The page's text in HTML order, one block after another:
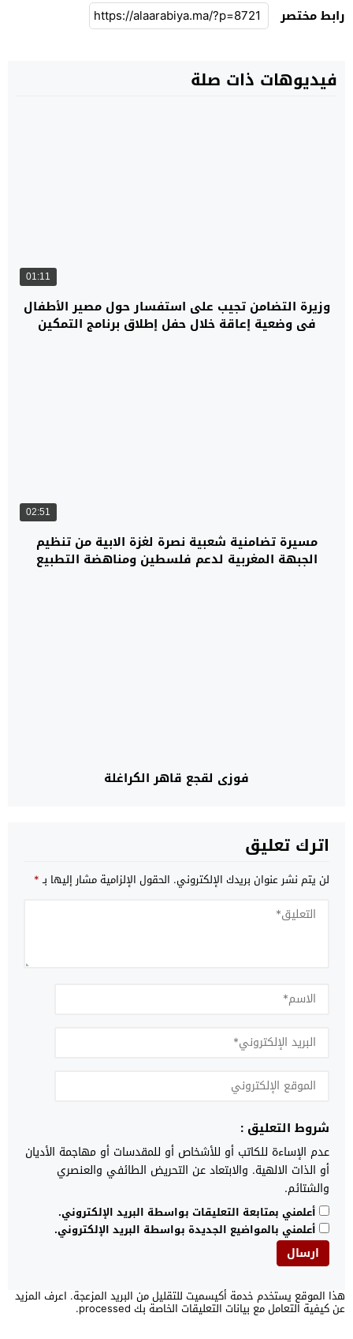
رابط مختصر
فيديوهات ذات صلة
01:11
وزيرة التضامن تجيب على استفسار حول مصير الأطفال
في وضعية إعاقة خلال حفل إطلاق برنامج التمكين
02:51
مسيرة تضامنية شعبية نصرة لغزة الابية من تنظيم
الجبهة المغربية لدعم فلسطين ومناهضة التطبيع
فوزي لقجع قاهر الكراغلة
اترك تعليق
لن يتم نشر عنوان بريدك الإلكتروني. الحقول الإلزامية مشار إليها بـ*
شروط التعليق :
عدم الإساءة للكاتب أو للأشخاص أو للمقدسات أو مهاجمة الأديان
أو الذات الالهية. والابتعاد عن التحريض الطائفي والعنصري
والشتائم.
أعلمني بمتابعة التعليقات بواسطة البريد الإلكتروني.
أعلمني بالمواضيع الجديدة بواسطة البريد الإلكتروني.
هذا الموقع يستخدم خدمة أكيسميت للتقليل من البريد المزعجة. اعرف المزيد
عن كيفية التعامل مع بيانات التعليقات الخاصة بك processed .